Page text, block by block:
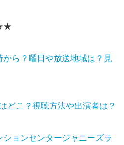
ら？曜日や放送地域は？見
どこ？視聴方法や出演者は？
ョンセンタージャニーズラ